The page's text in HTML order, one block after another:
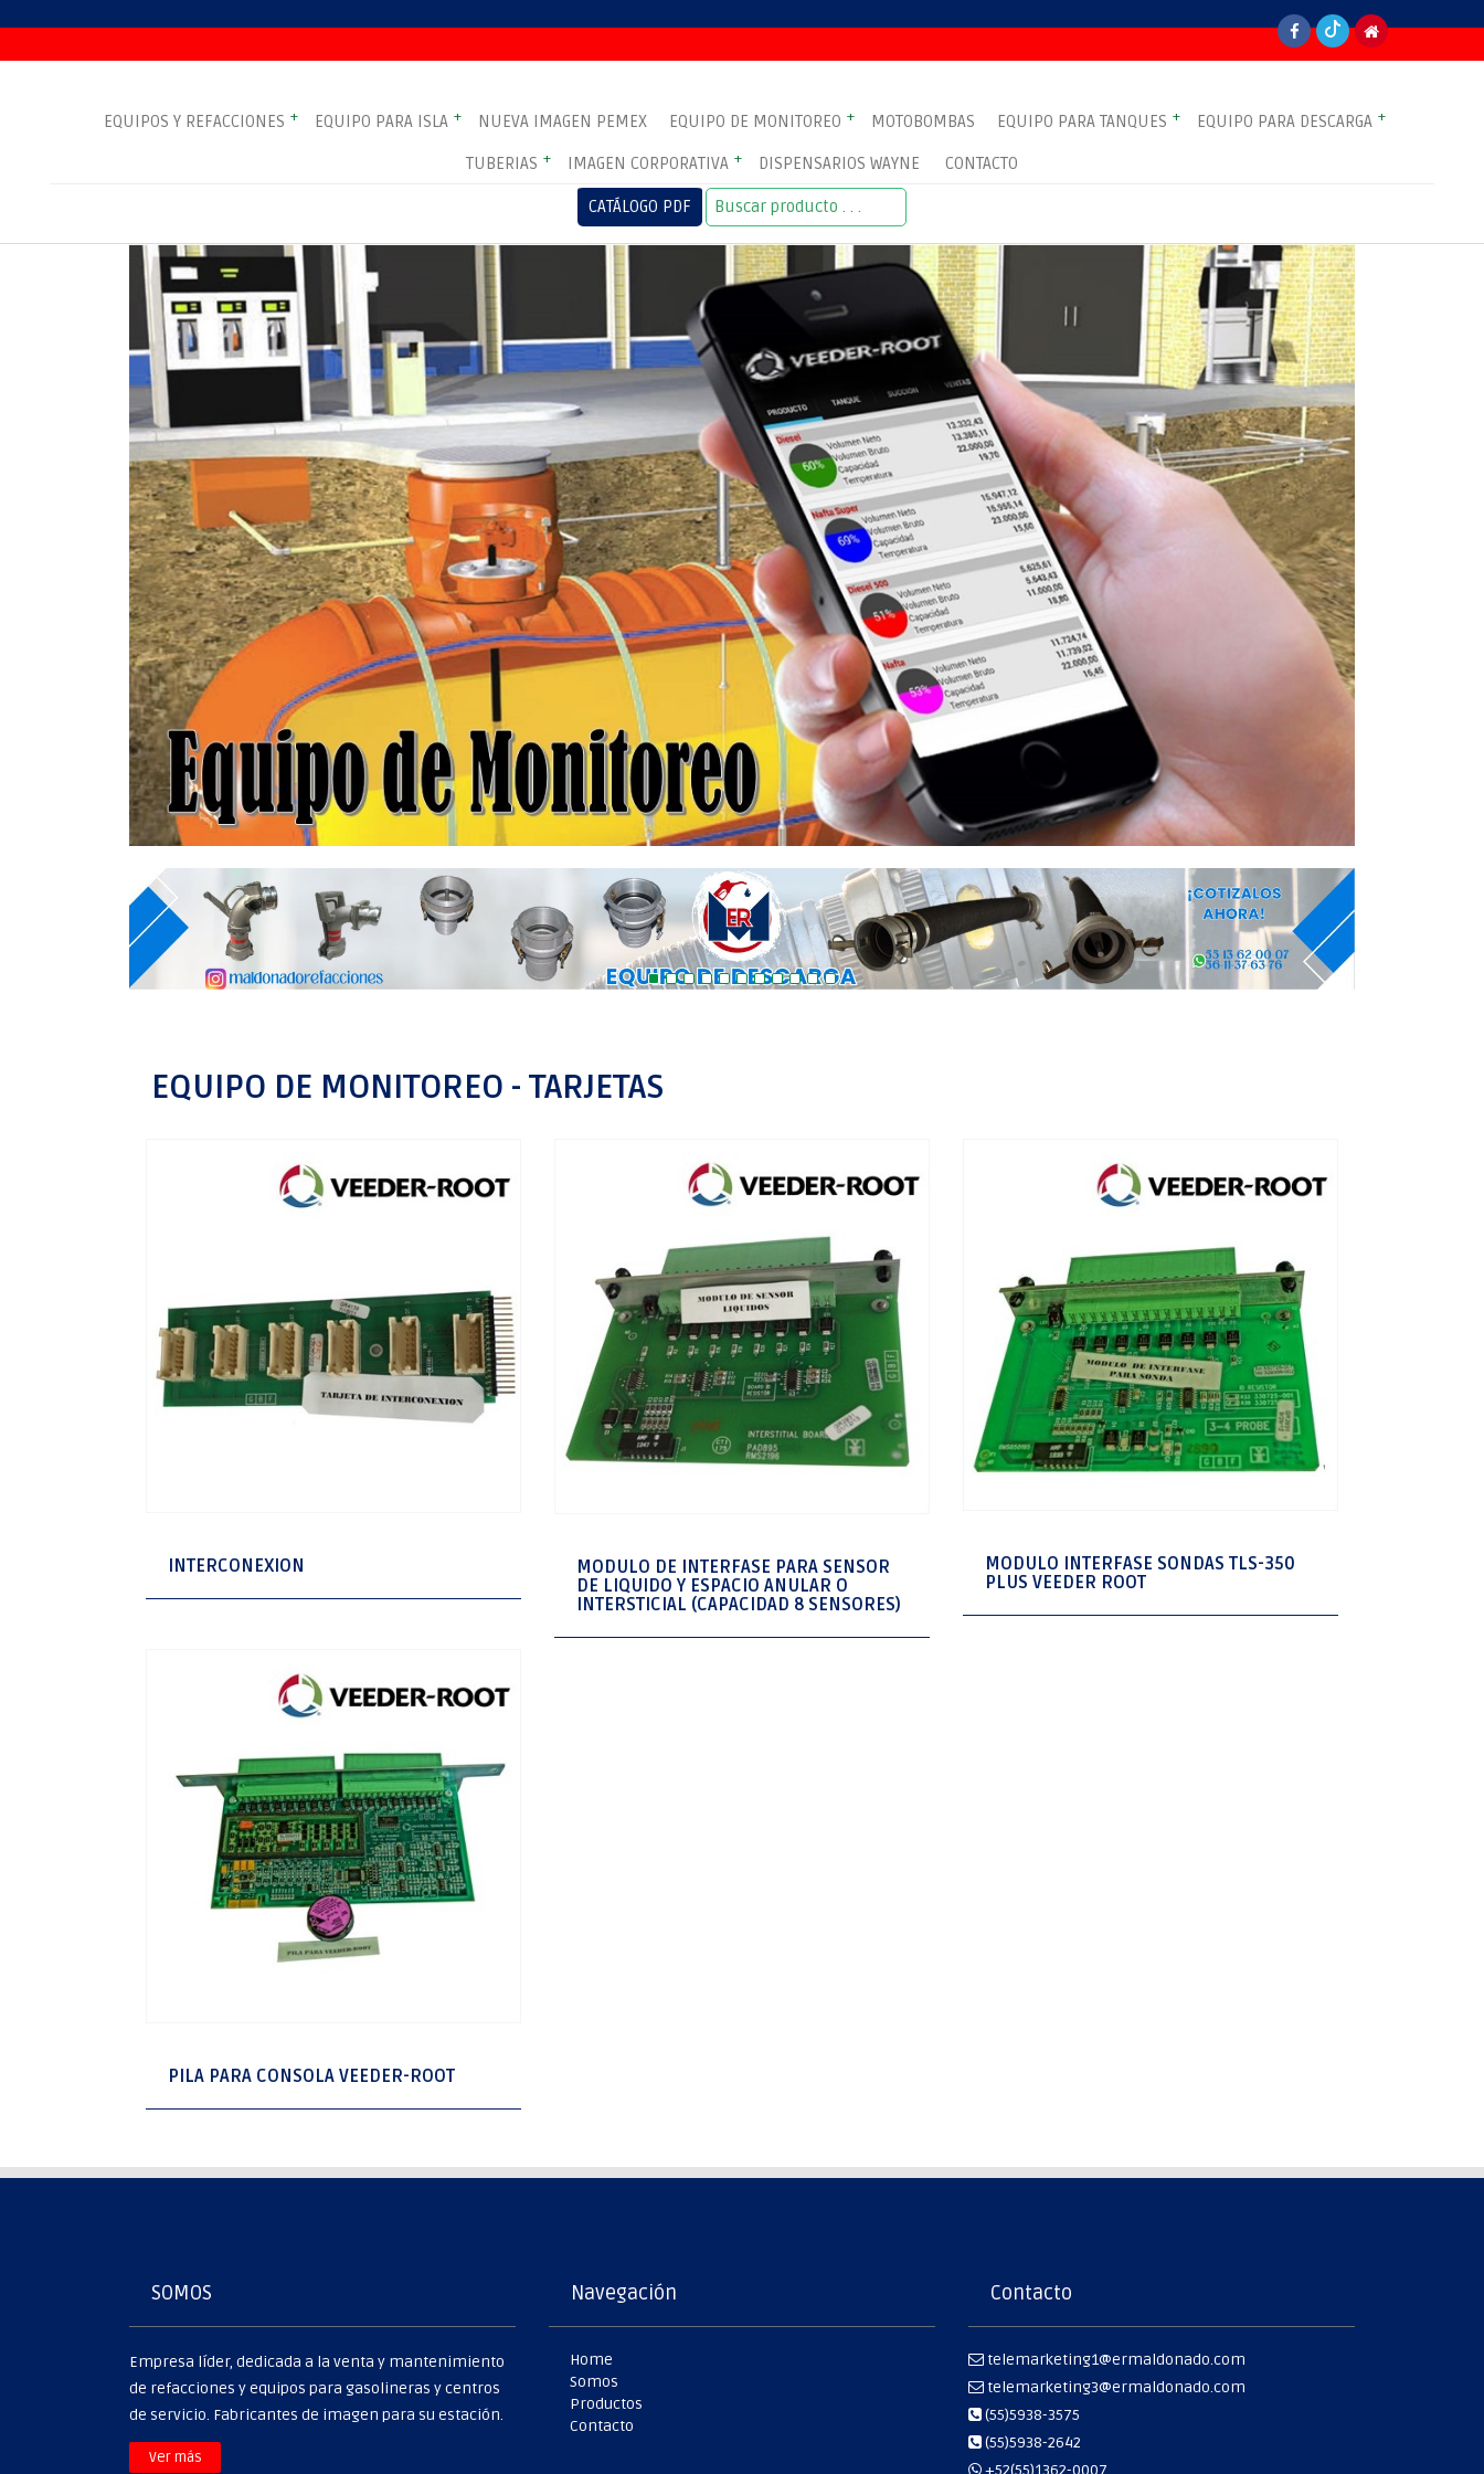
EQUIPOS Y REFACCIONES + EQUIPO PARA ISLA + NUEVA IMAGEN PEMEX EQUIPO DE MONITOREO + MOTOBOMBAS EQUIPO PARA TANQUES + EQUIPO PARA DESCARGA +
TUBERIAS + IMAGEN CORPORATIVA + DISPENSARIOS WAYNE CONTACTO
CATÁLOGO PDF
EQUIPO DE MONITOREO - TARJETAS
INTERCONEXION
MODULO DE INTERFASE PARA SENSOR
DE LIQUIDO Y ESPACIO ANULAR O
INTERSTICIAL (CAPACIDAD 8 SENSORES)
MODULO INTERFASE SONDAS TLS-350
PLUS VEEDER ROOT
PILA PARA CONSOLA VEEDER-ROOT
SOMOS
Empresa líder, dedicada a la venta y mantenimiento
de refacciones y equipos para gasolineras y centros
de servicio. Fabricantes de imagen para su estación.
Ver más
Navegación
Home
Somos
Productos
Contacto
Contacto
telemarketing1@ermaldonado.com
telemarketing3@ermaldonado.com
(55)5938-3575
(55)5938-2642
+52(55)1362-0007